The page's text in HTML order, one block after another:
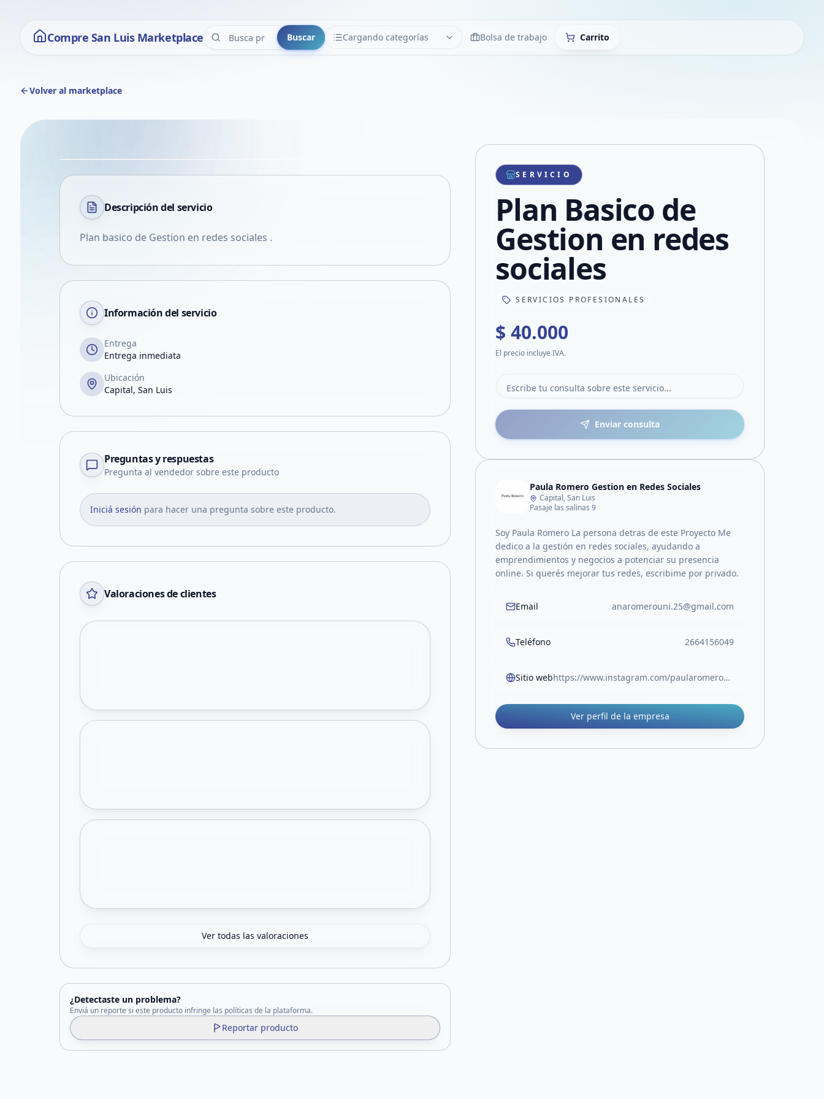
Compre San Luis Marketplace Buscar Cargando categorías
CATEGORÍAS LimpiarBolsa de trabajo Carrito
Volver al marketplace
VER EN PANTALLA COMPLETA
Compartir producto
Compartir por WhatsApp
Compartir por mail
Compartir en Facebook
Compartir en X
Descripción del servicio
Plan basico de Gestion en redes sociales .
Información del servicio
Entrega
Entrega inmediata
Ubicación
Capital, San Luis
Preguntas y respuestas
Pregunta al vendedor sobre este producto
Iniciá sesión para hacer una pregunta sobre este producto.
Valoraciones de clientes
Ver todas las valoraciones
¿Detectaste un problema?
Enviá un reporte si este producto infringe las políticas de la plataforma.
Reportar producto
SERVICIO
Plan Basico de
Gestion en redes
sociales
SERVICIOS PROFESIONALES
$ 40.000
El precio incluye IVA.
Enviar consulta
Paula Romero Gestion en Redes Sociales
Capital, San Luis
Pasaje las salinas 9
Soy Paula Romero La persona detras de este Proyecto Me
dedico a la gestión en redes sociales, ayudando a
emprendimientos y negocios a potenciar su presencia
online. Si querés mejorar tus redes, escribime por privado.
Email anaromerouni.25@gmail.com
Teléfono 2664156049
Sitio web https://www.instagram.com/paularomero1520?igsh=b3J0ZHFuMG9kOWZs&utm_source=qr
Ver perfil de la empresa